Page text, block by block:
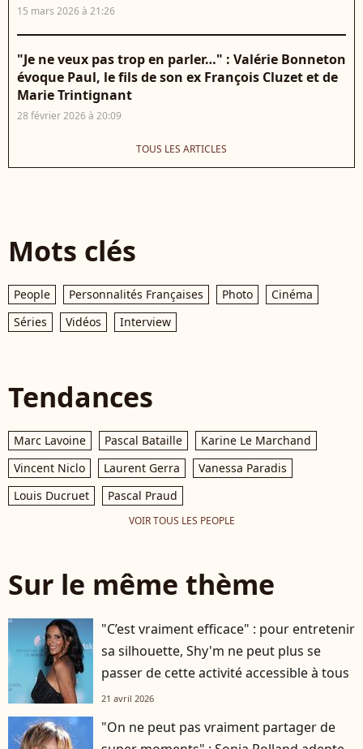
15 mars 2026 à 21:26
"Je ne veux pas trop en parler…" : Valérie Bonneton
évoque Paul, le fils de son ex François Cluzet et de
Marie Trintignant
28 février 2026 à 20:09
TOUS LES ARTICLES
Mots clés
People Personnalités Françaises Photo
Cinéma
Séries
Vidéos Interview
Tendances
Marc Lavoine Pascal Bataille
Karine Le Marchand
Vincent Niclo
Laurent Gerra
Vanessa Paradis
Louis Ducruet
Pascal Praud
VOIR TOUS LES PEOPLE
Sur le même thème
"C’est vraiment efficace" : pour entretenir
sa silhouette, Shy'm ne peut plus se
passer de cette activité accessible à tous
21 avril 2026
"On ne peut pas vraiment partager de